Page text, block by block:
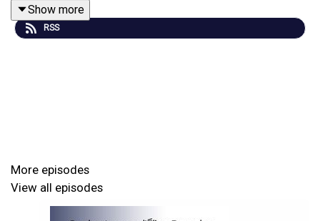
de l'oeuvre "Kitfox Experimental" (2014) de l'artiste
Roman Signer.
Show more
RSS
More episodes
View all episodes